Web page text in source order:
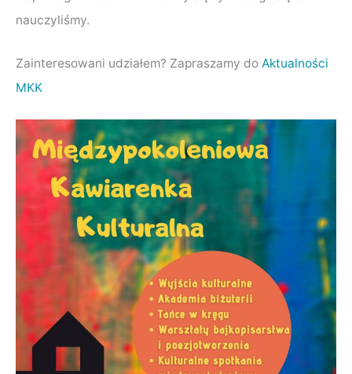
nauczyliśmy.
Zainteresowani udziałem? Zapraszamy do Aktualności
MKK